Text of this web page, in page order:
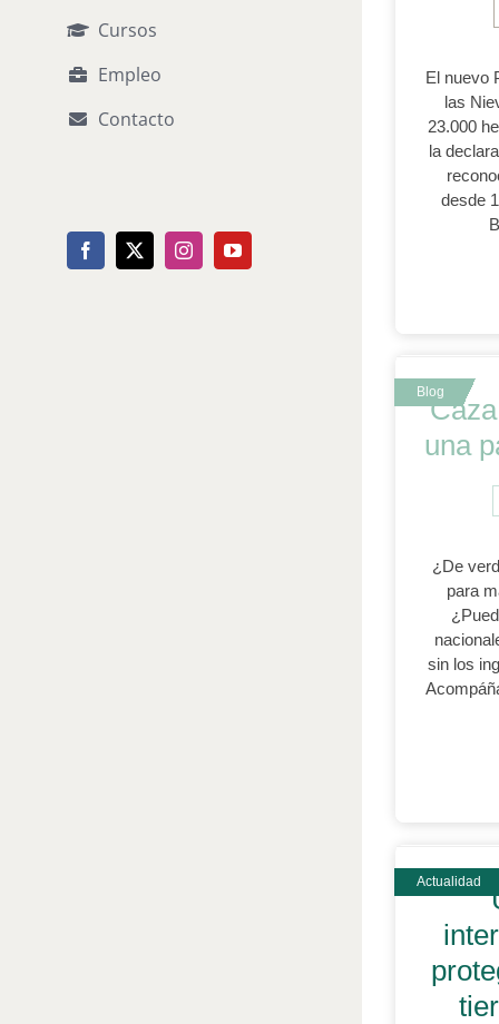
Cursos
Empleo
Contacto
Facebook
X InstagramYouTube
El nuevo
las
23.000
la
desde
una
¿De
para
sin los